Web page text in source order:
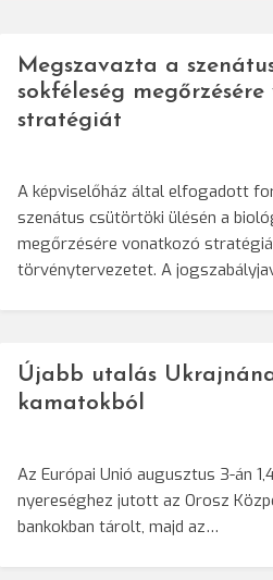
Megszavazta a
sokféleség
stratégiát
A képviselőház által elfogadott
szenátus csütörtöki ülésén a
megőrzésére vonatkozó
törvénytervezetet. A
Újabb utalás
kamatokból
Az Európai Unió augusztus 3-án
nyereséghez jutott az Orosz
bankokban tárolt, majd az…